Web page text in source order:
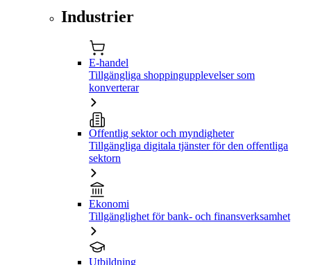
Industrier
E-handel
Tillgängliga shoppingupplevelser som
konverterar
Offentlig sektor och myndigheter
Tillgängliga digitala tjänster för den offentliga
sektorn
Ekonomi
Tillgänglighet för bank- och finansverksamhet
Utbildning